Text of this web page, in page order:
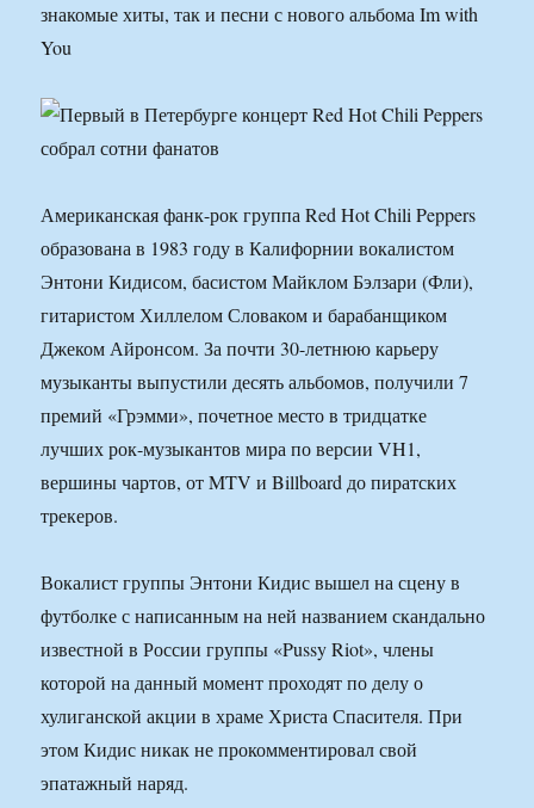
знакомые хиты, так и песни с нового альбома Im with
You
Американская фанк-рок группа Red Hot Chili Peppers
образована в 1983 году в Калифорнии вокалистом
Энтони Кидисом, басистом Майклом Бэлзари (Фли),
гитаристом Хиллелом Словаком и барабанщиком
Джеком Айронсом. За почти 30-летнюю карьеру
музыканты выпустили десять альбомов, получили 7
премий «Грэмми», почетное место в тридцатке
лучших рок-музыкантов мира по версии VH1,
вершины чартов, от MTV и Billboard до пиратских
трекеров.
Вокалист группы Энтони Кидис вышел на сцену в
футболке с написанным на ней названием скандально
известной в России группы «Pussy Riot», члены
которой на данный момент проходят по делу о
хулиганской акции в храме Христа Спасителя. При
этом Кидис никак не прокомментировал свой
эпатажный наряд.